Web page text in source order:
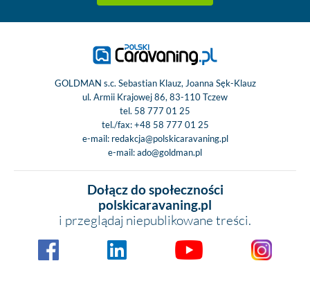
GOLDMAN s.c. Sebastian Klauz, Joanna Sęk-Klauz
ul. Armii Krajowej 86, 83-110 Tczew
tel. 58 777 01 25
tel./fax:+48 58 777 01 25
e-mail: redakcja@polskicaravaning.pl
e-mail:ado@goldman.pl
Dołącz do społeczności
polskicaravaning.pl
i przeglądaj niepublikowane treści.